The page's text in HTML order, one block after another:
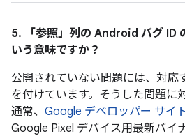
5. 「参照」 列の Android バグ ID
いう意味ですか？
公開されていない問題には、対応
を付けています。そうした問題に
通常、 Google デベロッパー サイ
Google Pixel デバイス用最新バイ